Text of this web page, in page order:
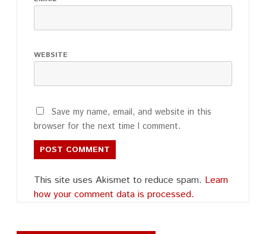
WEBSITE
Save my name, email, and website in this
browser for the next time I comment.
This site uses Akismet to reduce spam. Learn
how your comment data is processed.